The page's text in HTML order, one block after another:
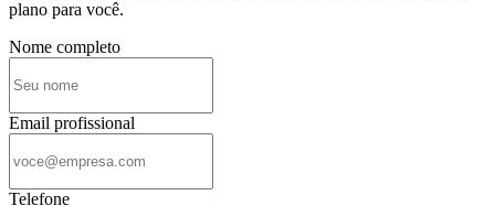
plano para você.
Nome completo
Email profissional
Telefone